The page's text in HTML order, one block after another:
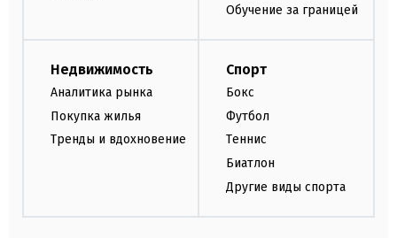
Обучение за границей
Недвижимость
Аналитика рынка
Покупка жилья
Тренды и вдохновение
Спорт
Бокс
Футбол
Теннис
Биатлон
Другие виды спорта